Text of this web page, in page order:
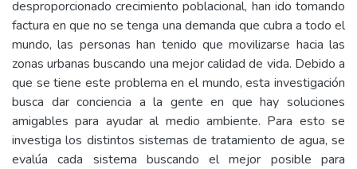
desproporcionado crecimiento poblacional, han ido tomando
factura en que no se tenga una demanda que cubra a todo el
mundo, las personas han tenido que movilizarse hacia las
zonas urbanas buscando una mejor calidad de vida. Debido a
que se tiene este problema en el mundo, esta investigación
busca dar conciencia a la gente en que hay soluciones
amigables para ayudar al medio ambiente. Para esto se
investiga los distintos sistemas de tratamiento de agua, se
evalúa cada sistema buscando el mejor posible para